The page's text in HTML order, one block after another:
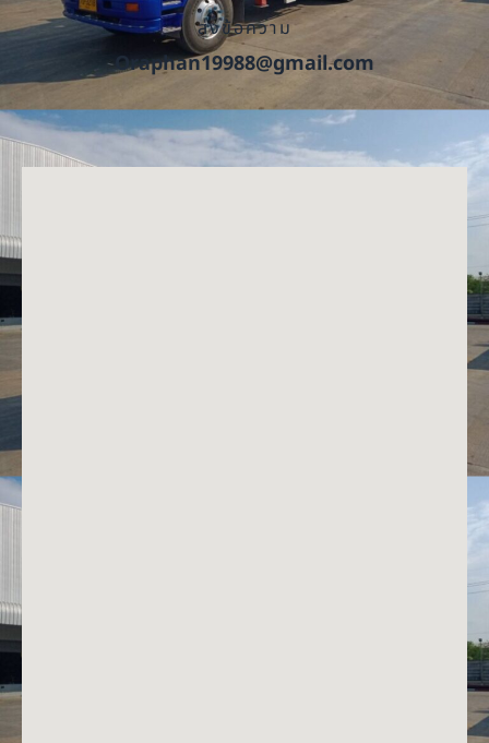
ส่งข้อความ
Oraphan19988@gmail.com